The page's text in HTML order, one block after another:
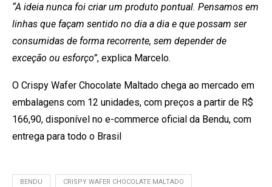
“A ideia nunca foi criar um produto pontual. Pensamos em
linhas que façam sentido no dia a dia e que possam ser
consumidas de forma recorrente, sem depender de
exceção ou esforço”, explica Marcelo.
O Crispy Wafer Chocolate Maltado chega ao mercado em
embalagens com 12 unidades, com preços a partir de R$
166,90, disponível no e-commerce oficial da Bendu, com
entrega para todo o Brasil
BENDU CRISPY WAFER CHOCOLATE MALTADO